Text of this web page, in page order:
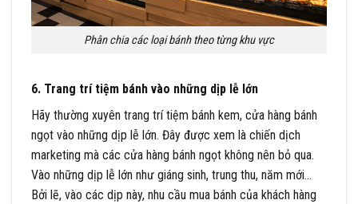
Phân chia các loại bánh theo từng khu vực
6. Trang trí tiệm bánh vào những dịp lễ lớn
Hãy thường xuyên trang trí tiệm bánh kem, cửa hàng bánh
ngọt vào những dịp lễ lớn. Đây được xem là chiến dịch
marketing mà các cửa hàng bánh ngọt không nên bỏ qua.
Vào những dịp lễ lớn như giáng sinh, trung thu, năm mới…
Bởi lẽ, vào các dịp này, nhu cầu mua bánh của khách hàng